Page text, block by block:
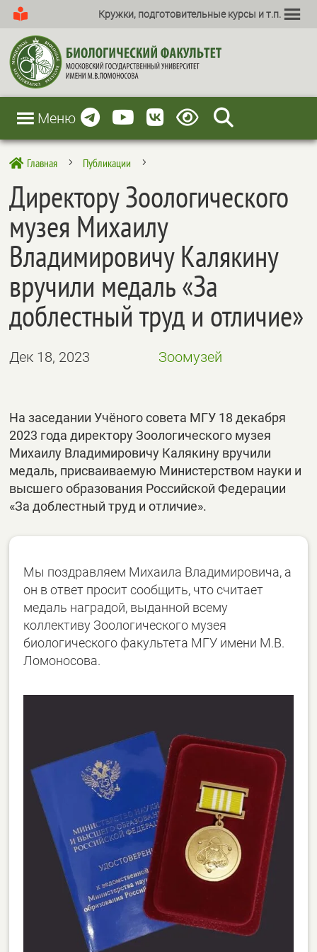
Кружки, подготовительные курсы и т.п.
Меню
 Главная 5 Публикации 5
Директору Зоологического
музея Михаилу
Владимировичу Калякину
вручили медаль «За
доблестный труд и отличие»
Дек 18, 2023 Зоомузей
На заседании Учёного совета МГУ 18 декабря
2023 года директору Зоологического музея
Михаилу Владимировичу Калякину вручили
медаль, присваиваемую Министерством науки и
высшего образования Российской Федерации
«За доблестный труд и отличие».
Мы поздравляем Михаила Владимировича, а
он в ответ просит сообщить, что считает
медаль наградой, выданной всему
коллективу Зоологического музея
биологического факультета МГУ имени М.В.
Ломоносова.